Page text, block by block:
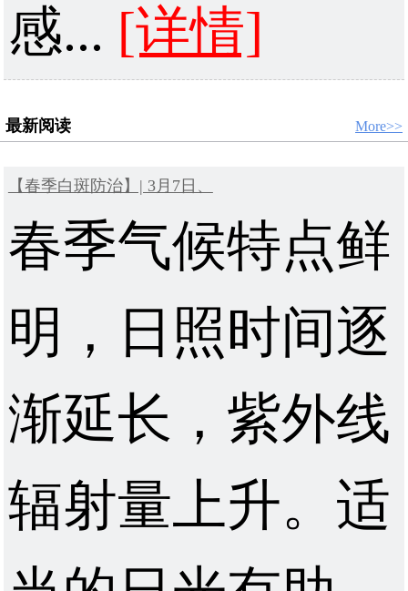
感... [详情]
最新阅读 More>>
【春季白斑防治】| 3月7日、
春季气候特点鲜
明，日照时间逐
渐延长，紫外线
辐射量上升。适